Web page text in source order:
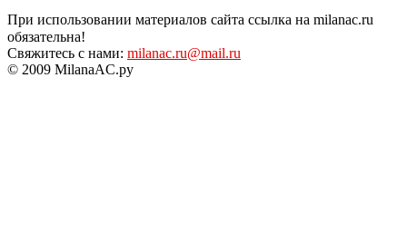
При использовании материалов сайта ссылка на milanac.ru
обязательна!
Свяжитесь с нами: milanac.ru@mail.ru
© 2009 MilanaAC.ру